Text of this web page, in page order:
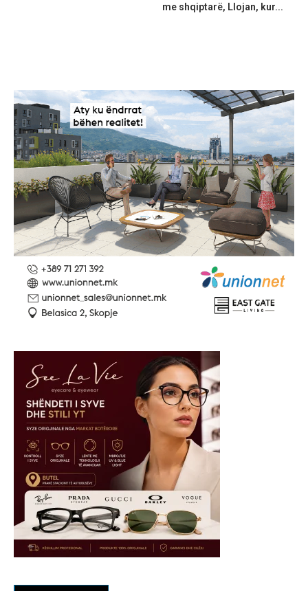
me shqiptarë, Llojan, kur...